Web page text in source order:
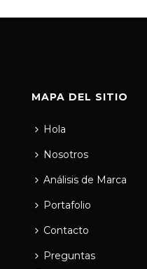
MAPA DEL SITIO
Hola
Nosotros
Análisis de Marca
Portafolio
Contacto
Preguntas